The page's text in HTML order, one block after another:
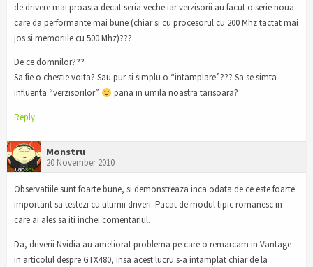
de drivere mai proasta decat seria veche iar verzisorii au facut o serie noua
care da performante mai bune (chiar si cu procesorul cu 200 Mhz tactat mai
jos si memoriile cu 500 Mhz)???
De ce domnilor???
Sa fie o chestie voita? Sau pur si simplu o “intamplare”??? Sa se simta
influenta “verzisorilor”
pana in umila noastra tarisoara?
Reply
Monstru
20 November 2010
Observatiile sunt foarte bune, si demonstreaza inca odata de ce este foarte
important sa testezi cu ultimii driveri. Pacat de modul tipic romanesc in
care ai ales sa iti inchei comentariul.
Da, driverii Nvidia au ameliorat problema pe care o remarcam in Vantage
in articolul despre GTX480, insa acest lucru s-a intamplat chiar de la